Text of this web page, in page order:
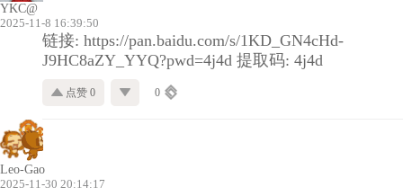
YKC@
2025-11-8 16:39:50
链接: https://pan.baidu.com/s/1KD_GN4cHd-
J9HC8aZY_YYQ?pwd=4j4d 提取码: 4j4d
点赞 0 0
Leo-Gao
2025-11-30 20:14:17